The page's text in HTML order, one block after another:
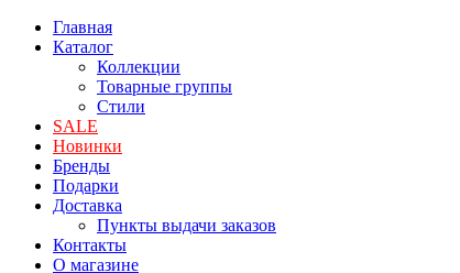
Главная
Каталог
Коллекции
Товарные группы
Стили
SALE
Новинки
Бренды
Подарки
Доставка
Пункты выдачи заказов
Контакты
О магазине